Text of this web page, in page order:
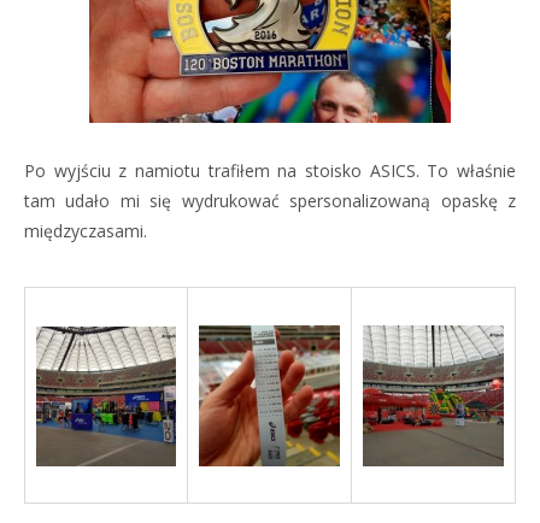
Po wyjściu z namiotu trafiłem na stoisko ASICS. To właśnie
tam udało mi się wydrukować spersonalizowaną opaskę z
międzyczasami.